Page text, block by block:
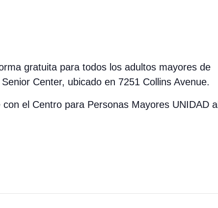
gratuita para todos los adultos mayores de
Center, ubicado en 7251 Collins Avenue.
el Centro para Personas Mayores UNIDAD al